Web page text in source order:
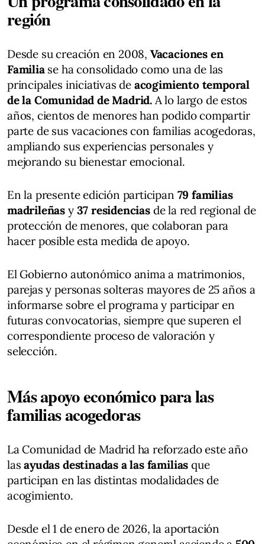
región
Desde su creación en 2008, Vacaciones en
Familiase ha consolidado como una de las
principales iniciativas de acogimiento temporal
de la Comunidad de Madrid. A lo largo de estos
años, cientos de menores han podido compartir
parte de sus vacaciones con familias acogedoras,
ampliando sus experiencias personales y
mejorando su bienestar emocional.
En la presente edición participan 79 familias
madrileñas y 37 residenciasde la red regional de
protección de menores, que colaboran para
hacer posible esta medida de apoyo.
El Gobierno autonómico anima a matrimonios,
parejas y personas solteras mayores de 25 años a
informarse sobre el programa y participar en
futuras convocatorias, siempre que superen el
correspondiente proceso de valoración y
selección.
Más apoyo económico para las
familias acogedoras
La Comunidad de Madrid ha reforzado este año
lasayudas destinadas a las familias que
participan en las distintas modalidades de
acogimiento.
Desde el 1 de enero de 2026, la aportación